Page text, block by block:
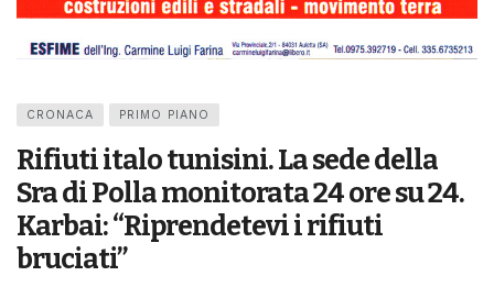
CRONACA PRIMO PIANO
Rifiuti italo tunisini. La sede della
Sra di Polla monitorata 24 ore su 24.
Karbai: “Riprendetevi i rifiuti
bruciati”